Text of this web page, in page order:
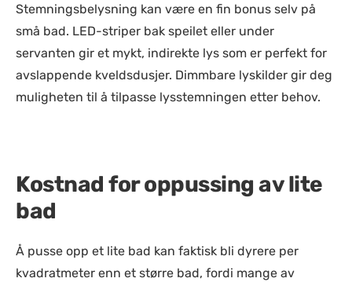
Stemningsbelysning kan være en fin bonus selv på
små bad. LED-striper bak speilet eller under
servanten gir et mykt, indirekte lys som er perfekt for
avslappende kveldsdusjer. Dimmbare lyskilder gir deg
muligheten til å tilpasse lysstemningen etter behov.
Kostnad for oppussing av lite
bad
Å pusse opp et lite bad kan faktisk bli dyrere per
kvadratmeter enn et større bad, fordi mange av